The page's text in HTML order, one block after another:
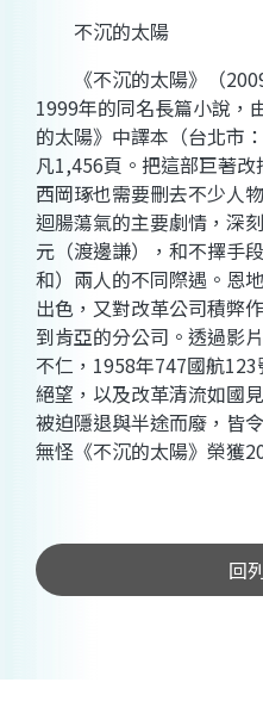
不沉的太陽
《不沉的太陽》（
1999年的同名長篇小說，
的太陽》中譯本（台北市
凡1,456頁。把這部巨著
西岡琢也需要刪去不少人
迴腸蕩氣的主要劇情，深
元（渡邊謙），和不擇手
和）兩人的不同際遇。恩
出色，又對改革公司積弊
到肯亞的分公司。透過影
不仁，1958年747國航
絕望，以及改革清流如國
被迫隱退與半途而廢，皆
無怪《不沉的太陽》榮獲
回